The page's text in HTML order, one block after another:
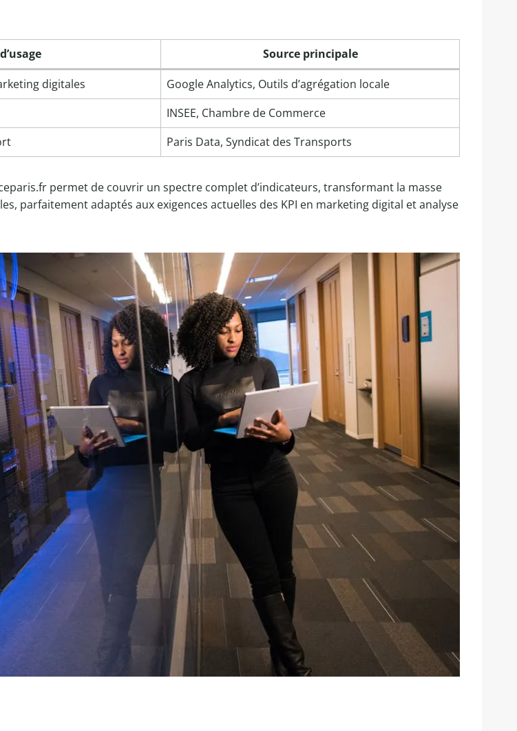
Source principale
digitales
Google Analytics, Outils d’agrégation locale
INSEE, Chambre de Commerce
Paris Data, Syndicat des Transports
permet de couvrir un spectre complet d’indicateurs, transformant la masse
parfaitement adaptés aux exigences actuelles des KPI en marketing digital et analyse